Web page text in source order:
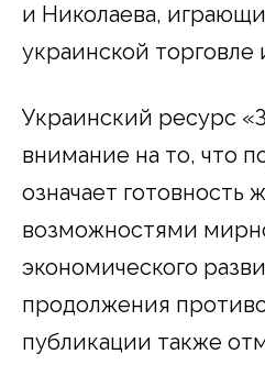
и Николаева,
украинской торговле
Украинский ресурс
внимание на то, что
означает готовность
возможностями
экономического
продолжения
публикации также